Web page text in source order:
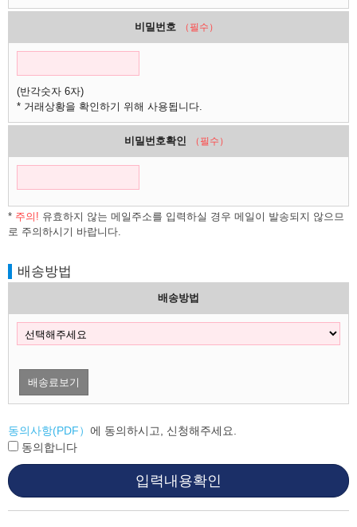
비밀번호 （필수）
(반각숫자 6자)
* 거래상황을 확인하기 위해 사용됩니다.
비밀번호확인 （필수）
* 주의! 유효하지 않는 메일주소를 입력하실 경우 메일이 발송되지 않으므
로 주의하시기 바랍니다.
배송방법
배송방법
배송료보기
동의사항(PDF） 에 동의하시고, 신청해주세요.
동의합니다
입력내용확인